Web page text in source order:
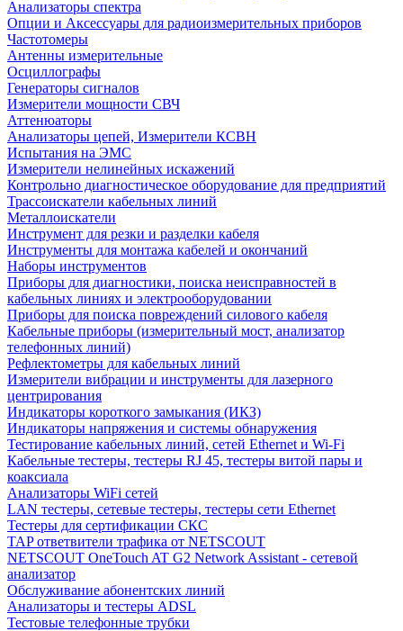
Анализаторы спектра
Опции и Аксессуары для радиоизмерительных приборов
Частотомеры
Антенны измерительные
Осциллографы
Генераторы сигналов
Измерители мощности СВЧ
Аттенюаторы
Анализаторы цепей, Измерители КСВН
Испытания на ЭМС
Измерители нелинейных искажений
Контрольно диагностическое оборудование для предприятий
Трассоискатели кабельных линий
Металлоискатели
Инструмент для резки и разделки кабеля
Инструменты для монтажа кабелей и окончаний
Наборы инструментов
Приборы для диагностики, поиска неисправностей в
кабельных линиях и электрооборудовании
Приборы для поиска повреждений силового кабеля
Кабельные приборы (измерительный мост, анализатор
телефонных линий)
Рефлектометры для кабельных линий
Измерители вибрации и инструменты для лазерного
центрирования
Индикаторы короткого замыкания (ИКЗ)
Индикаторы напряжения и системы обнаружения
Тестирование кабельных линий, сетей Ethernet и Wi-Fi
Кабельные тестеры, тестеры RJ 45, тестеры витой пары и
коаксиала
Анализаторы WiFi сетей
LAN тестеры, сетевые тестеры, тестеры сети Ethernet
Тестеры для сертификации СКС
TAP ответвители трафика от NETSCOUT
NETSCOUT OneTouch AT G2 Network Assistant - сетевой
анализатор
Обслуживание абонентских линий
Анализаторы и тестеры ADSL
Тестовые телефонные трубки